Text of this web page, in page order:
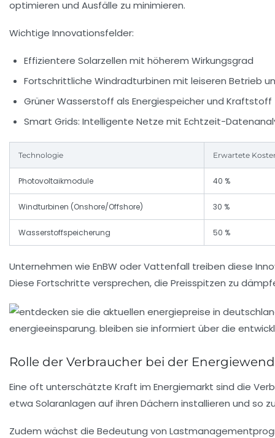
optimieren und Ausfälle zu minimieren.
Wichtige Innovationsfelder:
Effizientere Solarzellen mit höherem Wirkungsgrad
Fortschrittliche Windradturbinen mit leiseren Betrieb
Grüner Wasserstoff als Energiespeicher und Kraftstoff
Smart Grids: Intelligente Netze mit Echtzeit-
Technologie Erwartete
Photovoltaikmodule 40 %
Windturbinen (Onshore/Offshore) 30 %
Wasserstoffspeicherung 50 %
Unternehmen wie EnBWoderVattenfall treiben diese
Diese Fortschritte versprechen, die Preisspitzen zu
Rolle der Verbraucher bei der
Eine oft unterschätzte Kraft im Energiemarkt sind die
etwa Solaranlagen auf ihren Dächern installieren und so
Zudem wächst die Bedeutung von